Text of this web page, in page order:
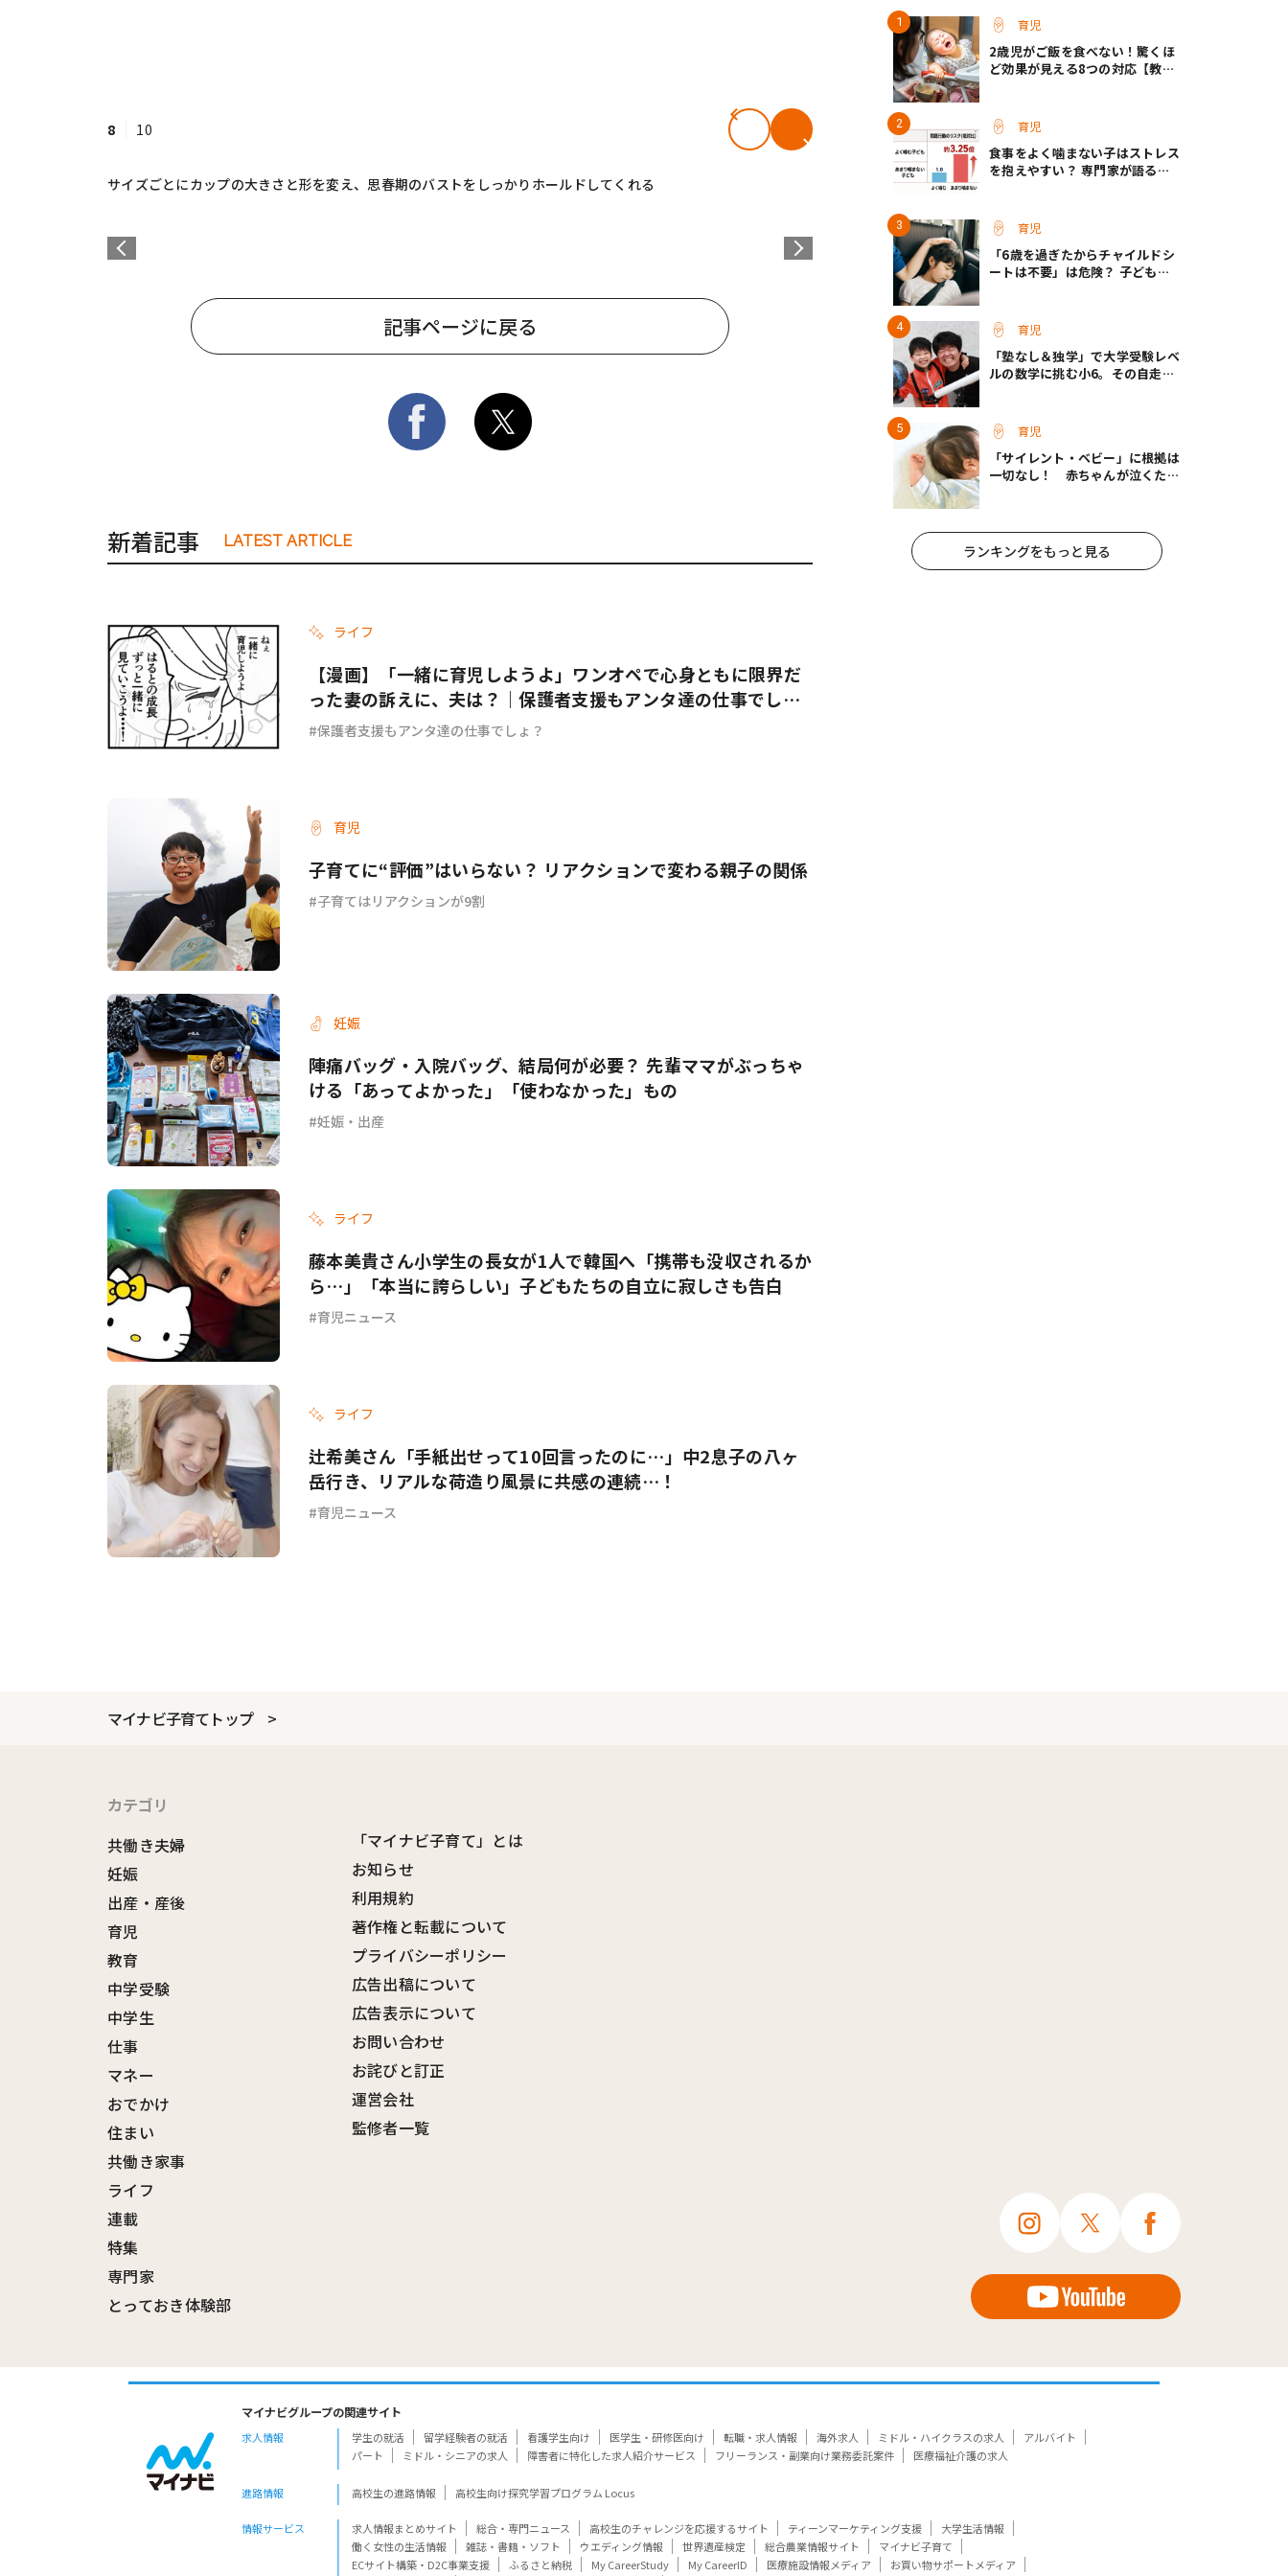
8 10
サイズごとにカップの大きさと形を変え、思春期のバストをしっかりホールドしてくれる
記事ページに戻る
新着記事 LATEST ARTICLE
ライフ
【漫画】「一緒に育児しようよ」ワンオペで心身ともに限界だ
った妻の訴えに、夫は？｜保護者支援もアンタ達の仕事でし
ょ？ #67
保護者支援もアンタ達の仕事でしょ？
育児
子育てに“評価”はいらない？ リアクションで変わる親子の関係
子育てはリアクションが9割
妊娠
陣痛バッグ・入院バッグ、結局何が必要？ 先輩ママがぶっちゃ
ける「あってよかった」「使わなかった」もの
妊娠・出産
ライフ
藤本美貴さん小学生の長女が1人で韓国へ「携帯も没収されるか
ら…」「本当に誇らしい」子どもたちの自立に寂しさも告白
育児ニュース
ライフ
辻希美さん「手紙出せって10回言ったのに…」中2息子の八ヶ
岳行き、リアルな荷造り風景に共感の連続…！
育児ニュース
育児
2歳児がご飯を食べない！驚くほ
ど効果が見える8つの対応【教え
育児
食事をよく噛まない子はストレス
を抱えやすい？ 専門家が語る、
育児
「6歳を過ぎたからチャイルドシ
ートは不要」は危険？ 子どもの
育児
「塾なし＆独学」で大学受験レベ
ルの数学に挑む小6。その自走力
育児
「サイレント・ベビー」に根拠は
一切なし！ 赤ちゃんが泣くたび
ランキングをもっと見る
マイナビ子育てトップ
カテゴリ
共働き夫婦
妊娠
出産・産後
育児
教育
中学受験
中学生
仕事
マネー
おでかけ
住まい
共働き家事
ライフ
連載
特集
専門家
とっておき体験部
「マイナビ子育て」とは
お知らせ
利用規約
著作権と転載について
プライバシーポリシー
広告出稿について
広告表示について
お問い合わせ
お詫びと訂正
運営会社
監修者一覧
マイナビグループの関連サイト
求人情報 学生の就活 留学経験者の就活 看護学生向け 医学生・研修医向け 転職・求人情報 海外求人 ミドル・ハイクラスの求人
アルバイト
パート
ミドル・シニアの求人 障害者に特化した求人紹介サービス フリーランス・副業向け業務委託案件 医療福祉介護の求人
進路情報 高校生の進路情報 高校生向け探究学習プログラム Locus
情報サービス 求人情報まとめサイト 総合・専門ニュース 高校生のチャレンジを応援するサイト ティーンマーケティング支援
大学生活情報
働く女性の生活情報
雑誌・書籍・ソフト ウエディング情報 世界遺産検定 総合農業情報サイト
マイナビ子育て
ECサイト構築・D2C事業支援
ふるさと納税 My CareerStudy My CareerID 医療施設情報メディア
お買い物サポートメディア